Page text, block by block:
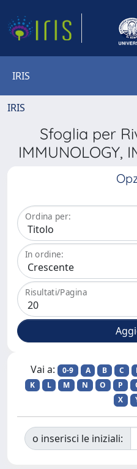
IRIS
IRIS
Sfoglia per
IMMUNOLOGY,
Ordina per:
In ordine:
Risultati/Pagina
Vai a: 0-9 A B C
K
L M N O P
X
o inserisci le iniziali: